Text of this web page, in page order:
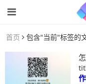
首页 包含"当前"标签的
作